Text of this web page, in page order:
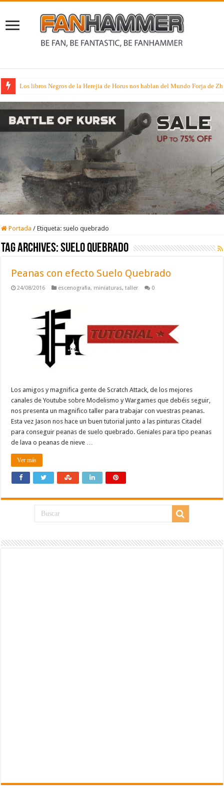
Los libros Negros de la Herejia de Horus nos hablan del Mundo Forja de
Portada / Etiqueta: suelo quebrado
Tag Archives:suelo quebrado
Peanas con efecto Suelo Quebrado
24/08/2016 escenografia, miniaturas,taller 0
Los amigos y magnifica gente de Scratch Attack, de los mejores
canales de Youtube sobre Modelismo y Wargames que debéis seguir,
nos presenta un magnifico taller para trabajar con vuestras peanas.
Esta vez Jason nos hace un buen tutorial junto a las pinturas Citadel
para conseguir peanas de suelo quebrado. Geniales para tipo peanas
de lava o peanas de nieve …
Ver más